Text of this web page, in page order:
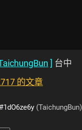
] 台中
的文章
(TaichungBun)